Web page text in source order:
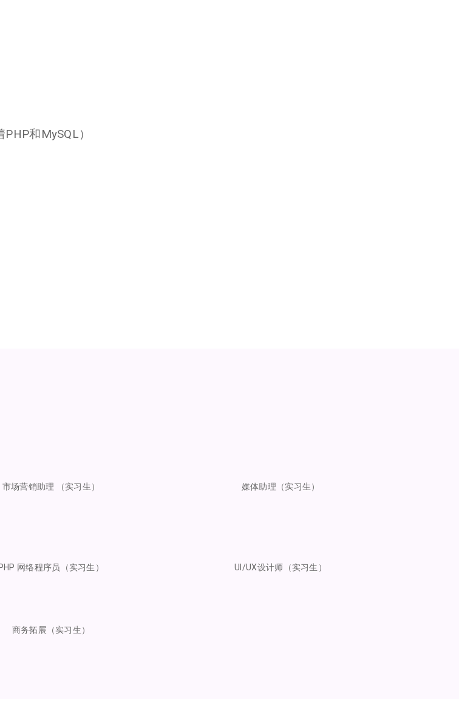
和MySQL）
市场营销助理 （实习生） 媒体助理（实习生）
PHP 网络程序员（实习生）
商务拓展（实习生）
UI/UX设计师（实习生）